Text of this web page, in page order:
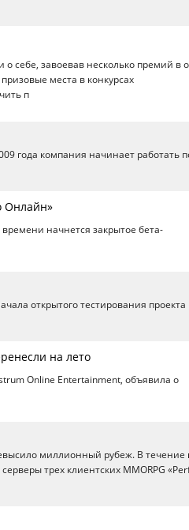
о себе, завоевав несколько премий в
места в конкурсах
п
года компания начинает работать
Онлайн»
начнется закрытое бета-
открытого тестирования проекта
на лето
Online Entertainment, объявила о
миллионный рубеж. В течение
трех клиентских MMORPG